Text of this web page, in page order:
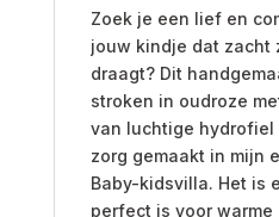
Zoek je een lief en
jouw kindje dat zacht
draagt? Dit
stroken in oudroze
van luchtige hydrofiel
zorg gemaakt in mijn
Baby-kidsvilla. Het is
perfect is voor